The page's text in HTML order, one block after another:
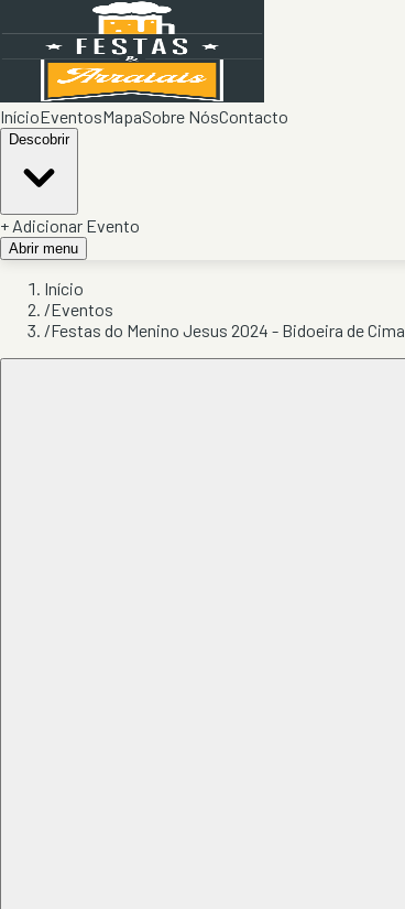
InícioEventosMapaSobre NósContacto
Descobrir
+ Adicionar Evento
Abrir menu
Início
/Eventos
/Festas do Menino Jesus 2024 - Bidoeira de Cima